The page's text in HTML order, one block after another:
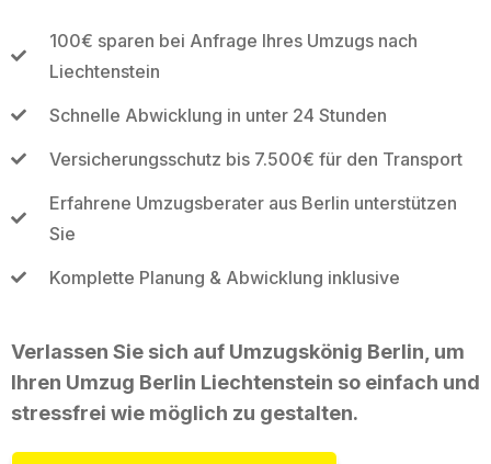
100€ sparen bei Anfrage Ihres Umzugs nach
Liechtenstein
Schnelle Abwicklung in unter 24 Stunden
Versicherungsschutz bis 7.500€ für den Transport
Erfahrene Umzugsberater aus Berlin unterstützen
Sie
Komplette Planung & Abwicklung inklusive
Verlassen Sie sich auf Umzugskönig Berlin, um
Ihren Umzug Berlin Liechtenstein so einfach und
stressfrei wie möglich zu gestalten.